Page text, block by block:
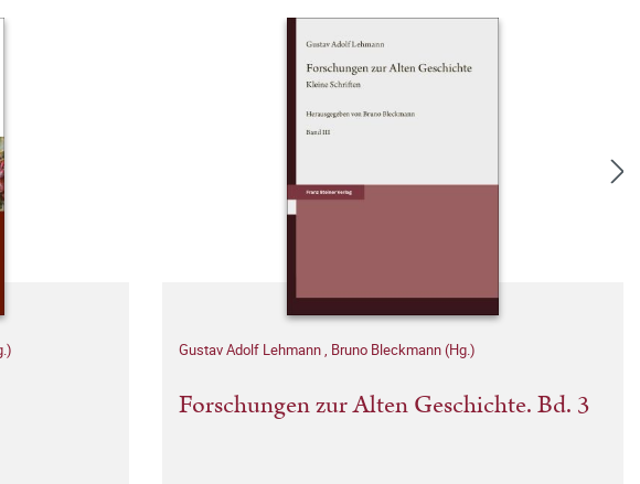
Gustav Adolf Lehmann, Bruno Bleckmann (Hg.)
Forschungen zur Alten Geschichte. Bd. 3